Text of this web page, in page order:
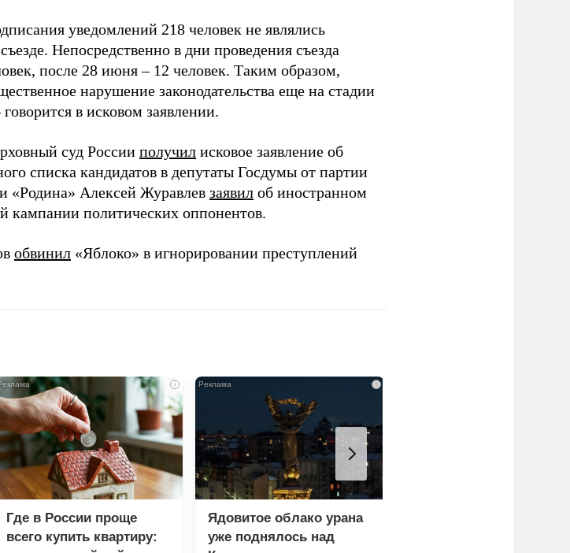
уведомлений 218 человек не являлись
Непосредственно в дни проведения съезда
после 28 июня – 12 человек. Таким образом,
нарушение законодательства еще на стадии
в исковом заявлении.
суд России получил исковое заявление об
списка кандидатов в депутаты Госдумы от партии
«Родина» Алексей Журавлев заявил об иностранном
кампании политических оппонентов.
обвинил «Яблоко» в игнорировании преступлений
i
Где в России проще
всего купить квартиру:
i
Ядовитое облако урана
уже поднялось над